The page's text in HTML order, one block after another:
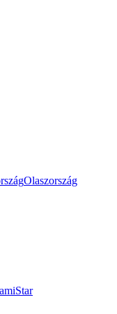
Olaszország